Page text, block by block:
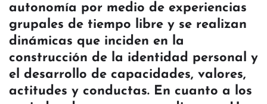
autonomía por medio de experiencias
grupales de tiempo libre y se realizan
dinámicas que inciden en la
construcción de la identidad personal y
el desarrollo de capacidades, valores,
actitudes y conductas. En cuanto a los